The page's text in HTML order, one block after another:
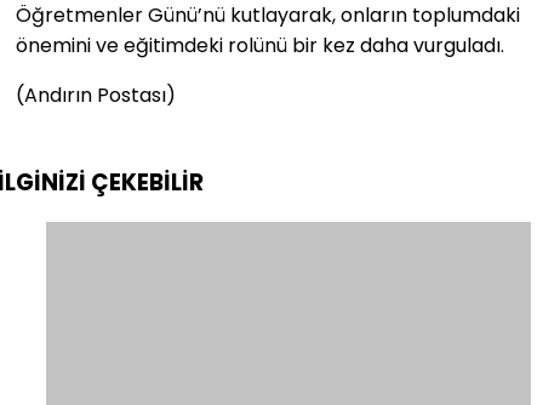
Öğretmenler Günü’nü kutlayarak, onların toplumdaki
önemini ve eğitimdeki rolünü bir kez daha vurguladı.
(Andırın Postası)
ÇEKEBİLİR